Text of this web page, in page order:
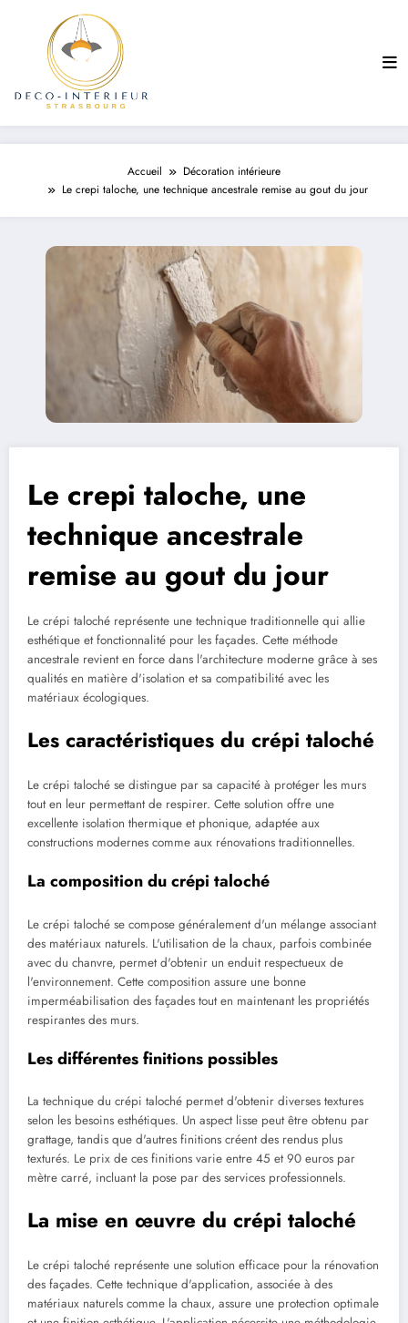
Accueil
Décoration intérieure
Le crepi taloche, une technique ancestrale remise au gout du jour
Le crepi taloche, une
technique ancestrale
remise au gout du jour
Le crépi taloché représente une technique traditionnelle qui allie
esthétique et fonctionnalité pour les façades. Cette méthode
ancestrale revient en force dans l'architecture moderne grâce à ses
qualités en matière d'isolation et sa compatibilité avec les
matériaux écologiques.
Les caractéristiques du crépi taloché
Le crépi taloché se distingue par sa capacité à protéger les murs
tout en leur permettant de respirer. Cette solution offre une
excellente isolation thermique et phonique, adaptée aux
constructions modernes comme aux rénovations traditionnelles.
La composition du crépi taloché
Le crépi taloché se compose généralement d'un mélange associant
des matériaux naturels. L'utilisation de la chaux, parfois combinée
avec du chanvre, permet d'obtenir un enduit respectueux de
l'environnement. Cette composition assure une bonne
imperméabilisation des façades tout en maintenant les propriétés
respirantes des murs.
Les différentes finitions possibles
La technique du crépi taloché permet d'obtenir diverses textures
selon les besoins esthétiques. Un aspect lisse peut être obtenu par
grattage, tandis que d'autres finitions créent des rendus plus
texturés. Le prix de ces finitions varie entre 45 et 90 euros par
mètre carré, incluant la pose par des services professionnels.
La mise en œuvre du crépi taloché
Le crépi taloché représente une solution efficace pour la rénovation
des façades. Cette technique d'application, associée à des
matériaux naturels comme la chaux, assure une protection optimale